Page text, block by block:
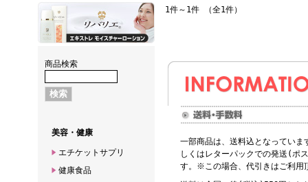
商品検索
美容・健康
エチケットサプリ
健康食品
1件～1件 （全1件）
一部商品は、送料込となっていま
しくはレターパックでの発送(ポ
す。※この場合、代引きはご利用